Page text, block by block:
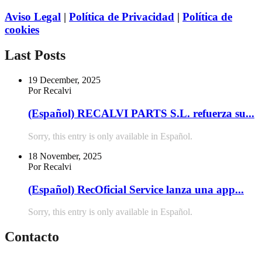
Aviso Legal | Política de Privacidad | Política de
cookies
Last Posts
19 December, 2025
Por Recalvi
(Español) RECALVI PARTS S.L. refuerza su...
Sorry, this entry is only available in Español.
18 November, 2025
Por Recalvi
(Español) RecOficial Service lanza una app...
Sorry, this entry is only available in Español.
Contacto